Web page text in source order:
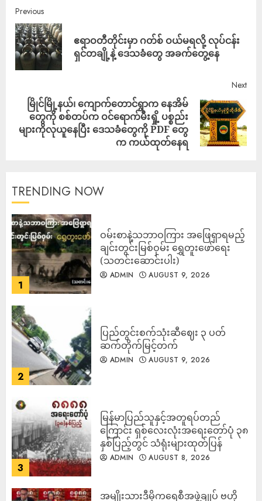
Previous
ဧရာဝတီတိုင်းမှာ ဂတ်စ် ဝယ်မရလို့ လုပ်ငန်း
ရှင်တချို့နဲ့ ဒေသခံတွေ အခက်တွေ့နေ
Next
မြိုင်မြို့နယ်၊ ကျောက်တောင်ရွာက နေအိမ်
တွေကို စစ်တပ်က ဝင်ရောက်မီးရှို့ ပစ္စည်း
များကိုလုယူနေပြီး ဒေသခံတွေကို PDF တွေ
က ကယ်ထုတ်နေရ
TRENDING NOW
1
ဝမ်းစာနဲ့သဘာဝကြား အဖြေရှာရမည့်
ချင်းတွင်းမြစ်ဝှမ်း ရွှေတူးဖော်ရေး
(သတင်းဆောင်းပါး)
ADMIN AUGUST 9, 2026
2
ပြည်တွင်းစက်သုံးဆီဈေး ၃ ပတ်
ဆက်တိုက်မြင့်တက်
ADMIN AUGUST 9, 2026
3
မြန်မာပြည်သူနှင့်အတူရပ်တည်
ကြောင်း ရှစ်လေးလုံးအရေးတော်ပုံ ၃၈
နှစ်ပြည့်တွင် သံရုံးများထုတ်ပြန်
ADMIN AUGUST 8, 2026
အမျိုးသားဒီမိုကရေစီအဖွဲ့ချုပ် ဗဟို